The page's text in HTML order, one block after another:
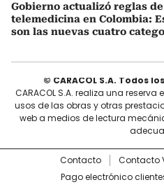
Gobierno actualizó reglas de
telemedicina en Colombia:
son las nuevas cuatro
© CARACOL S.A. Todos
CARACOL S.A. realiza una
usos de las obras y otras
web a medios de lectura
Contacto Contacto
Pago electrónico